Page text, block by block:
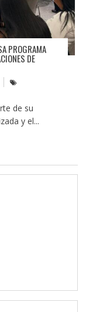
PROGRAMA
DE
de su
y el...